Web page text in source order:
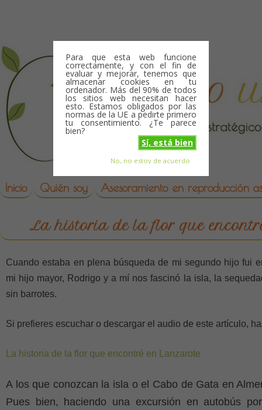
Para que esta web funcione
correctamente, y con el fin de
evaluar y mejorar, tenemos que
almacenar cookies en tu
ordenador. Más del 90% de todos
los sitios web necesitan hacer
esto. Estamos obligados por las
normas de la UE a pedirte primero
tu consentimiento. ¿Te parece
bien?
Sí, está bien
No, no estoy de acuerdo
reproduccion asistida
Skip to content
Inicio Quién soy Asesoramiento en reproducción
La historia de la flor que
Cuando estaba en plena búsqueda de mi segundo hijo fui
mi hijo mayor, Rodrigo y a mí nos fascinó la isla, la
sin barrotes.
Si prefieres escuchar o descargar el audio de este artículo,
La historia de la flor que encontré en Lanzarote
A los que conozcan la isla o el Cabo de Gata en
Pues bien, haciendo una excursión en autobús